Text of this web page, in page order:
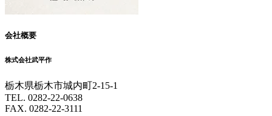
会社概要
株式会社武平作
栃木県栃木市城内町2-15-1
TEL. 0282-22-0638
FAX. 0282-22-3111